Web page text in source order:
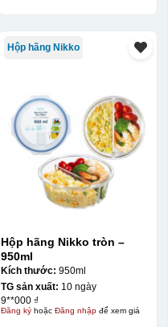
Hộp hãng Nikko
Hộp hãng Nikko tròn –
950ml
Kích thước: 950ml
TG sản xuất: 10 ngày
9**000 ₫
Đăng kýhoặc Đăng nhậpđể xem giá